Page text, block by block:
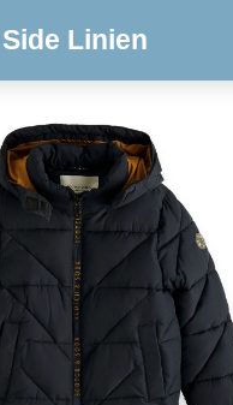
Side Linien